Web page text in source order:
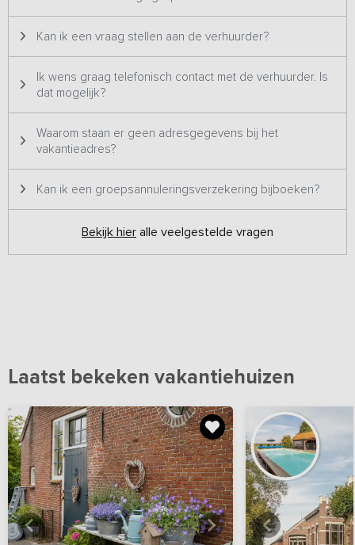
vakantie vol onvergetelijke momenten en pure ontspanning.
Kan ik een vraag stellen aan de verhuurder?
Ik wens graag telefonisch contact met de verhuurder. Is
dat mogelijk?
Waarom staan er geen adresgegevens bij het
vakantieadres?
Kan ik een groepsannuleringsverzekering bijboeken?
Bekijk hier alle veelgestelde vragen
Laatst bekeken vakantiehuizen
Bekijkhieralle foto's Bekijk